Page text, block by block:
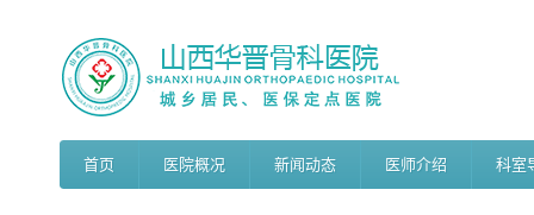
首页 医院概况 新闻动态 医师介绍 科室